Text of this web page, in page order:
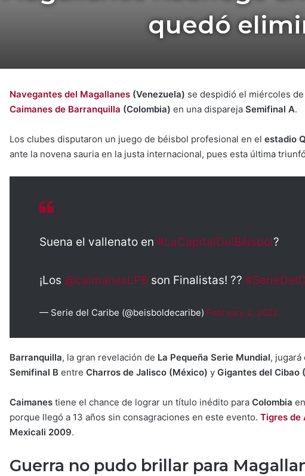
quedó
Navegantes del Magallanes (Venezuela) se despidió el miércoles
Caimanes de Barranquilla (Colombia) en una dispareja Semifinal A.
Los clubes disputaron un juego de béisbol profesional en el estadio
ante la novena sauria en la justa internacional, pues esta última
Suena el vallenato en #LaCapitalDelBéisbol?
¡Los @caimanesLPB son Finalistas! ??
— Serie del Caribe (@beisboldecaribe) February 2, 2022
Barranquilla, la gran revelación de La Pequeña Serie Mundial, jugará
Semifinal B entre Charros de Jalisco (México) y Gigantes del Cibao
Caimanes tiene el chance de lograr un título inédito para Colombia
porque llegó a 13 años sin consagraciones en este evento. Tigres de
Mexicali 2009.
Guerra no pudo brillar para